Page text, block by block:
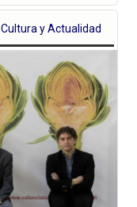
Cultura y Actualidad